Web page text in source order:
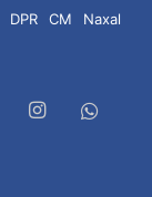
DPR CM
Naxal
TumblrInstagram